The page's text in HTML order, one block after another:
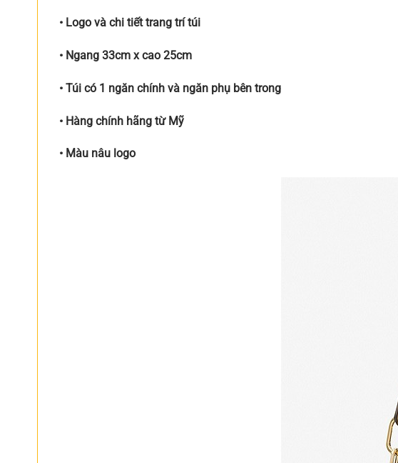
• Logo và chi tiết trang trí túi
• Ngang 33cm x cao 25cm
• Túi có 1 ngăn chính và ngăn phụ bên trong
• Hàng chính hãng từ Mỹ
• Màu nâu logo